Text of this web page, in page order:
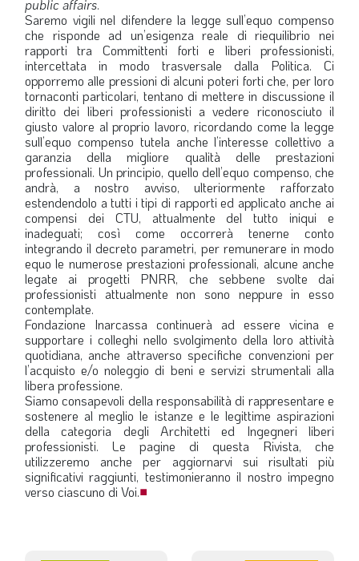
public affairs.
Saremo vigili nel difendere la legge sull’equo compenso
che risponde ad un’esigenza reale di riequilibrio nei
rapporti tra Committenti forti e liberi professionisti,
intercettata in modo trasversale dalla Politica. Ci
opporremo alle pressioni di alcuni poteri forti che, per loro
tornaconti particolari, tentano di mettere in discussione il
diritto dei liberi professionisti a vedere riconosciuto il
giusto valore al proprio lavoro, ricordando come la legge
sull’equo compenso tutela anche l’interesse collettivo a
garanzia della migliore qualità delle prestazioni
professionali. Un principio, quello dell’equo compenso, che
andrà, a nostro avviso, ulteriormente rafforzato
estendendolo a tutti i tipi di rapporti ed applicato anche ai
compensi dei CTU, attualmente del tutto iniqui e
inadeguati; così come occorrerà tenerne conto
integrando il decreto parametri, per remunerare in modo
equo le numerose prestazioni professionali, alcune anche
legate ai progetti PNRR, che sebbene svolte dai
professionisti attualmente non sono neppure in esso
contemplate.
Fondazione Inarcassa continuerà ad essere vicina e
supportare i colleghi nello svolgimento della loro attività
quotidiana, anche attraverso specifiche convenzioni per
l’acquisto e/o noleggio di beni e servizi strumentali alla
libera professione.
Siamo consapevoli della responsabilità di rappresentare e
sostenere al meglio le istanze e le legittime aspirazioni
della categoria degli Architetti ed Ingegneri liberi
professionisti. Le pagine di questa Rivista, che
utilizzeremo anche per aggiornarvi sui risultati più
significativi raggiunti, testimonieranno il nostro impegno
verso ciascuno di Voi.■